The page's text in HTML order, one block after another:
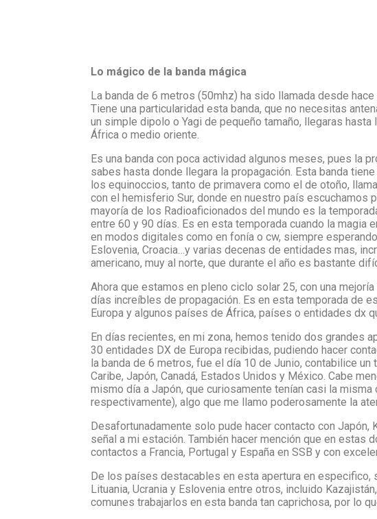
Lo mágico de la banda mágica
La banda de 6 metros (50mhz) ha sido llamada desde
Tiene una particularidad esta banda, que no necesitas
un simple dipolo o Yagi de pequeño tamaño, llegaras
África o medio oriente.
Es una banda con poca actividad algunos meses, pues la
sabes hasta donde llegara la propagación. Esta banda
los equinoccios, tanto de primavera como el de otoño,
con el hemisferio Sur, donde en nuestro país escuchamos
mayoría de los Radioaficionados del mundo es la
entre 60 y 90 días. Es en esta temporada cuando la magia
en modos digitales como en fonía o cw, siempre
Eslovenia, Croacia…y varias decenas de entidades mas,
americano, muy al norte, que durante el año es bastante
Ahora que estamos en pleno ciclo solar 25, con una
días increíbles de propagación. Es en esta temporada de
Europa y algunos países de África, países o entidades dx
En días recientes, en mi zona, hemos tenido dos grandes
30 entidades DX de Europa recibidas, pudiendo hacer
la banda de 6 metros, fue el día 10 de Junio, contabilice
Caribe, Japón, Canadá, Estados Unidos y México. Cabe
mismo día a Japón, que curiosamente tenían casi la
respectivamente), algo que me llamo poderosamente la
Desafortunadamente solo pude hacer contacto con
señal a mi estación. También hacer mención que en estas
contactos a Francia, Portugal y España en SSB y con
De los países destacables en esta apertura en especifico,
Lituania, Ucrania y Eslovenia entre otros, incluido
comunes trabajarlos en esta banda tan caprichosa, por lo